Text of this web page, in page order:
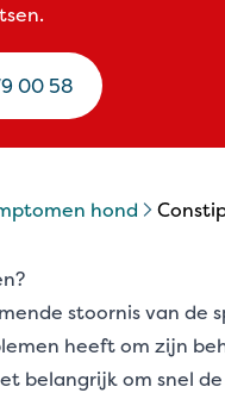
00 58
hond
stoornis van de
heeft om zijn
belangrijk om snel